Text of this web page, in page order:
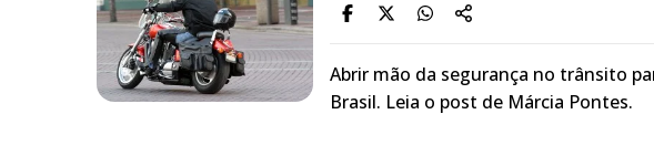
Abrir mão da segurança no trânsito
Brasil. Leia o post de Márcia Pontes.